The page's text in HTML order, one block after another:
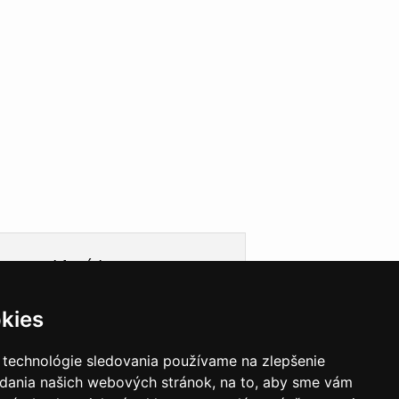
sledovania používame na zlepšenie
našich webových stránok, na to, aby sme vám
Informácie
Garancie a záruky
VEGAS Group